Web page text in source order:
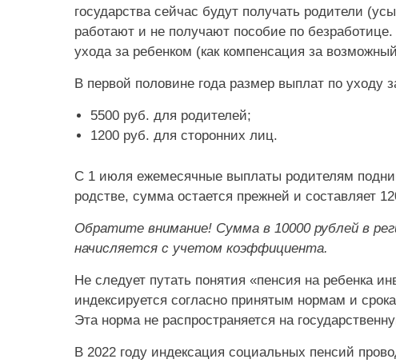
государства сейчас будут получать родители
работают и не получают пособие по
ухода за ребенком (как компенсация за
В первой половине года размер выплат по уходу
5500 руб. для родителей;
1200 руб. для сторонних лиц.
С 1 июля ежемесячные выплаты родителям
родстве, сумма остается прежней и составляет
Обратите внимание! Сумма в 10000 рублей в
начисляется с учетом коэффициента.
Не следует путать понятия «пенсия на ребенка
индексируется согласно принятым нормам и
Эта норма не распространяется на
В 2022 году индексация социальных пенсий